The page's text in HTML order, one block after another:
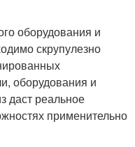
оборудования и
скрупулезно
оборудования и
даст реальное
применительно